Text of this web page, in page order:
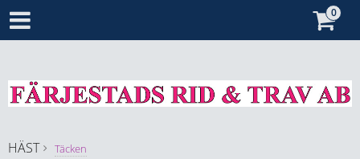
HÄST Täcken